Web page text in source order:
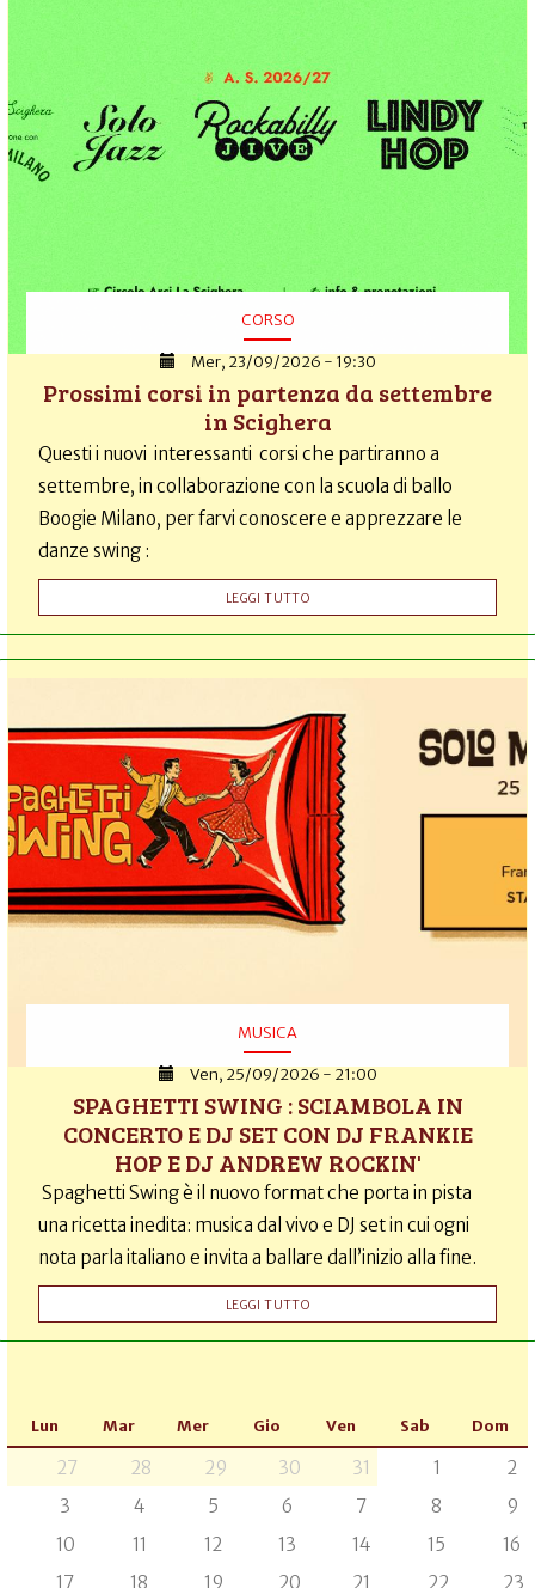
CORSO
Mer, 23/09/2026 - 19:30
Prossimi corsi in partenza da settembre
in Scighera
Questi i nuovi interessanti corsi che partiranno a
settembre, in collaborazione con la scuola di ballo
Boogie Milano, per farvi conoscere e apprezzare le
danze swing :
LEGGI TUTTO
MUSICA
Ven, 25/09/2026 - 21:00
SPAGHETTI SWING : SCIAMBOLA IN
CONCERTO E DJ SET CON DJ FRANKIE
HOP E DJ ANDREW ROCKIN'
Spaghetti Swing è il nuovo format che porta in pista
una ricetta inedita: musica dal vivo e DJ set in cui ogni
nota parla italiano e invita a ballare dall’inizio alla fine.
LEGGI TUTTO
Lun Mar Mer Gio Ven Sab Dom
27 28 29 30 31 1
2
3
4 5 6 7 8
9
10
11 12 13 14 15
16
17
18 19 20 21 22
23